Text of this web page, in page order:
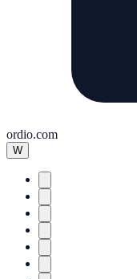
ordio.com
W